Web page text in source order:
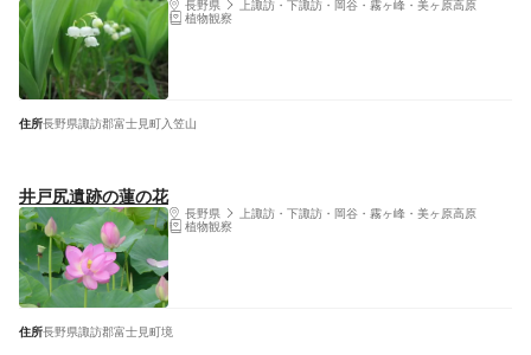
長野県 上諏訪・下諏訪・岡谷・霧ヶ峰・美ヶ原高原
植物観察
住所長野県諏訪郡富士見町入笠山
井戸尻遺跡の蓮の花
長野県 上諏訪・下諏訪・岡谷・霧ヶ峰・美ヶ原高原
植物観察
住所長野県諏訪郡富士見町境